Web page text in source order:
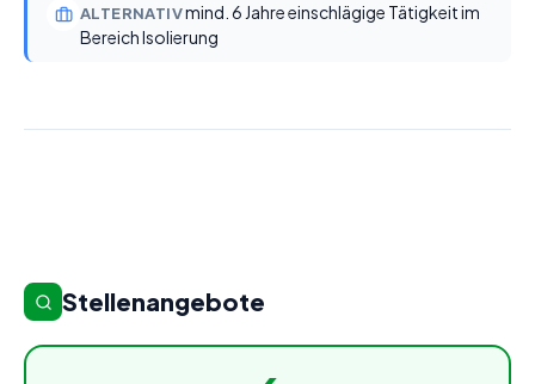
ALTERNATIVmind. 6 Jahre einschlägige Tätigkeit im
Bereich Isolierung
Stellenangebote